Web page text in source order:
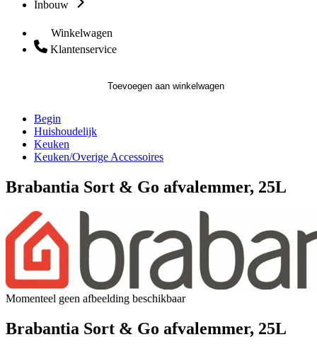
Inbouw
Winkelwagen
Klantenservice
Toevoegen aan winkelwagen
Begin
Huishoudelijk
Keuken
Keuken/Overige Accessoires
Brabantia Sort & Go afvalemmer, 25L
Momenteel geen afbeelding beschikbaar
Brabantia Sort & Go afvalemmer, 25L